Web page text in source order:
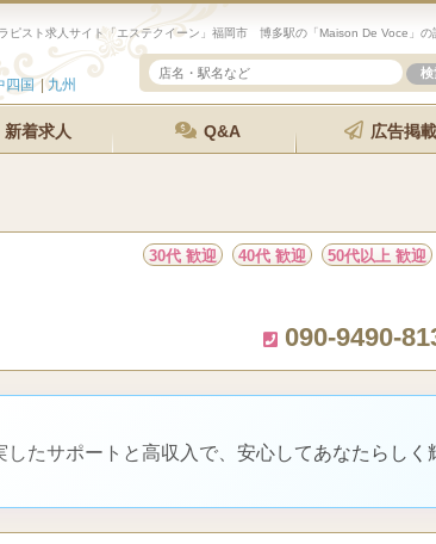
四国 九州
新着求人 Q&A 広告掲載
30代 歓迎 40代 歓迎 50代以上 歓迎
090-9490-
たサポートと高収入で、安心してあなたらしく